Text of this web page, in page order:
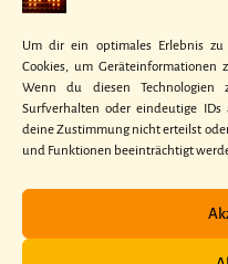
Um dir ein optimales Erlebnis
Cookies, um Geräteinformationen
Wenn du diesen
Surfverhalten oder eindeutige
deine Zustimmung nicht erteilst
und Funktionen beeinträchtigt